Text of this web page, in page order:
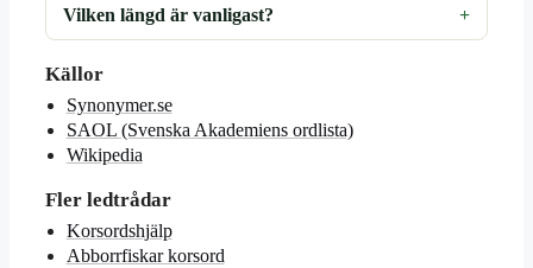
Vilken längd är vanligast?
Källor
Synonymer.se
SAOL (Svenska Akademiens ordlista)
Wikipedia
Fler ledtrådar
Korsordshjälp
Abborrfiskar korsord